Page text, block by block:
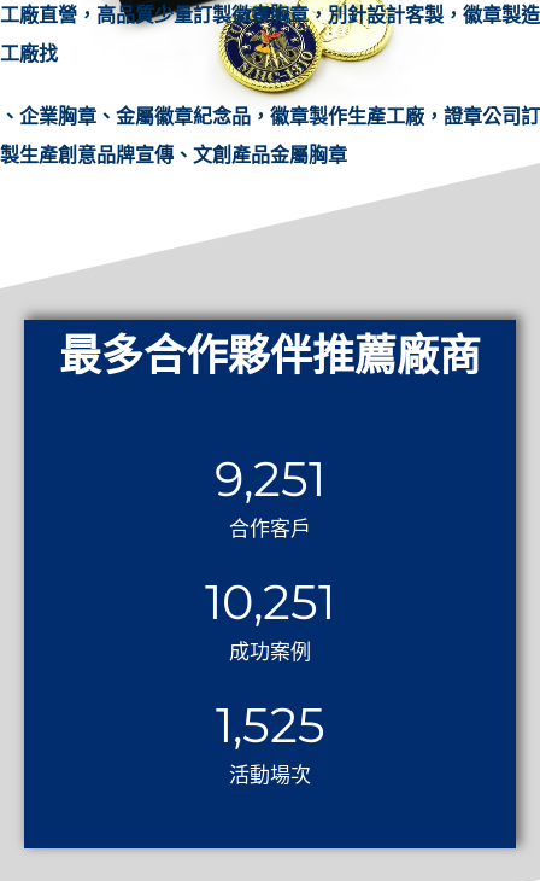
工廠直營，高品質少量訂製徽章胸章，別針設計客製，徽章製造
工廠找
、企業胸章、金屬徽章紀念品，徽章製作生產工廠，證章公司訂
製生產創意品牌宣傳、文創產品金屬胸章
最多合作夥伴推薦廠商
合作客戶
9,251
成功案例
10,251
活動場次
1,525